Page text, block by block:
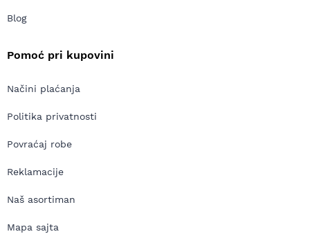
Blog
Pomoć pri kupovini
Načini plaćanja
Politika privatnosti
Povraćaj robe
Reklamacije
Naš asortiman
Mapa sajta